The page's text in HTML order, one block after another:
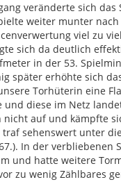
veränderte sich das
weiter munter
viel zu
sich da deutlich
in der 53.
später erhöhte sich
Torhüterin eine
diese im Netz
nicht auf und kämpfte
traf sehenswert unter
In der verbliebenen
und hatte weitere
zu wenig Zählbares